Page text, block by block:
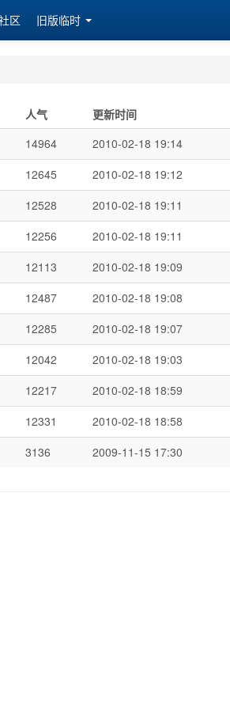
区 旧版临时
人气
更新时间
14964
2010-02-18 19:14
12645
2010-02-18 19:12
12528
2010-02-18 19:11
12256
2010-02-18 19:11
12113
2010-02-18 19:09
12487
2010-02-18 19:08
12285
2010-02-18 19:07
12042
2010-02-18 19:03
12217
2010-02-18 18:59
12331
2010-02-18 18:58
3136 2009-11-15 17:30